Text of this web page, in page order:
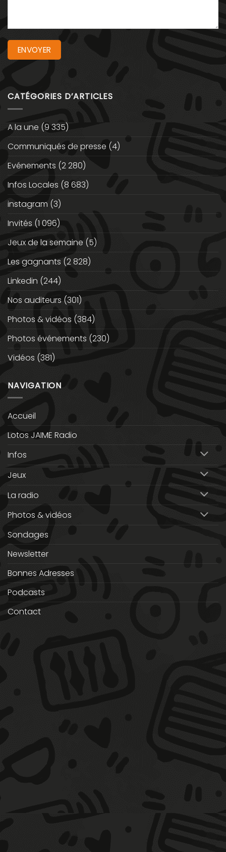
CATÉGORIES D’ARTICLES
A la une (9 335)
Communiqués de presse (4)
Evénements (2 280)
Infos Locales (8 683)
instagram (3)
Invités (1 096)
Jeux de la semaine (5)
Les gagnants (2 828)
Linkedin (244)
Nos auditeurs (301)
Photos & vidéos (384)
Photos événements (230)
Vidéos (381)
NAVIGATION
Accueil
Lotos JAIME Radio
Infos
Jeux
La radio
Photos & vidéos
Sondages
Newsletter
Bonnes Adresses
Podcasts
Contact